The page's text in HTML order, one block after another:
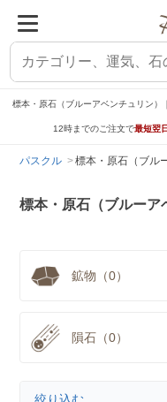
標本・原石（ブルーアベンチュリン）
12時までのご注文で最短翌
パスクル 標本・原石（ブル
標本・原石（ブルーア
鉱物（0）
隕石（0）